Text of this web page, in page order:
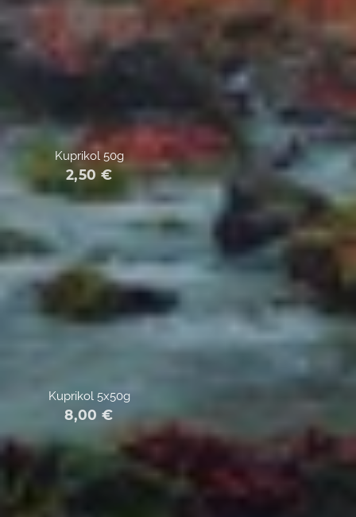
Kuprikol 50g
2,50 €
Kuprikol 5x50g
8,00 €